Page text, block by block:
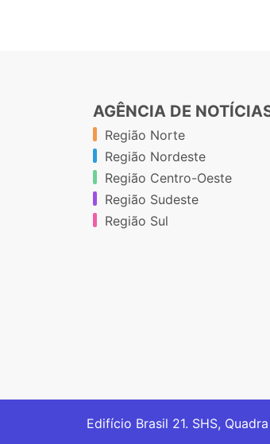
AGÊNCIA DE
Região Norte
Região Nordeste
Região Centro-Oeste
Região Sudeste
Região Sul
Edifício Brasil 21. SHS,